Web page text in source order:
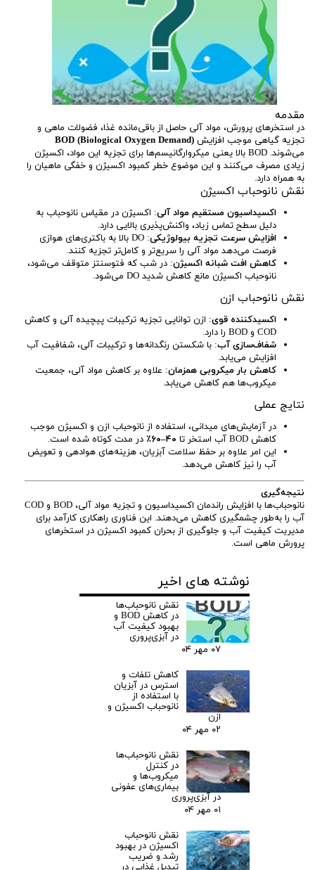
مقدمه
در استخرهای پرورش، مواد آلی حاصل از باقی‌مانده غذا، فضولات ماهی و
تجزیه گیاهی موجب افزایش BOD (Biological Oxygen Demand)
می‌شوند. BOD بالا یعنی میکروارگانیسم‌ها برای تجزیه این مواد، اکسیژن
زیادی مصرف می‌کنند و این موضوع خطر کمبود اکسیژن و خفگی ماهیان را
به همراه دارد.
نقش نانوحباب اکسیژن
اکسیداسیون مستقیم مواد آلی: اکسیژن در مقیاس نانوحباب به
دلیل سطح تماس زیاد، واکنش‌پذیری بالایی دارد.
افزایش سرعت تجزیه بیولوژیکی
: DO بالا به باکتری‌های هوازی
فرصت می‌دهد مواد آلی را سریع‌تر و کامل‌تر تجزیه کنند.
کاهش افت شبانه اکسیژن: در شب که فتوسنتز متوقف می‌شود،
نانوحباب اکسیژن مانع کاهش شدید DO می‌شود.
نقش نانوحباب ازن
اکسیدکننده قوی: ازن توانایی تجزیه ترکیبات پیچیده آلی و کاهش
COD و BOD را دارد.
شفاف‌سازی آب: با شکستن رنگدانه‌ها و ترکیبات آلی، شفافیت آب
افزایش می‌یابد.
کاهش بار میکروبی همزمان: علاوه بر کاهش مواد آلی، جمعیت
میکروب‌ها هم کاهش می‌یابد.
نتایج عملی
در آزمایش‌های میدانی، استفاده از نانوحباب ازن و اکسیژن موجب
کاهش BOD آب استخر تا
۴۰–۶۰٪
در مدت کوتاه شده است.
این امر علاوه بر حفظ سلامت آبزیان، هزینه‌های هوادهی و تعویض
آب را نیز کاهش می‌دهد.
نتیجه‌گیری
نانوحباب‌ها با افزایش راندمان اکسیداسیون و تجزیه مواد آلی، BOD و COD
آب را به‌طور چشمگیری کاهش می‌دهند. این فناوری راهکاری کارآمد برای
مدیریت کیفیت آب و جلوگیری از بحران کمبود اکسیژن در استخرهای
پرورش ماهی است.
نوشته های اخیر
نقش نانوحباب‌ها
در کاهش BOD و
بهبود کیفیت آب
در آبزی‌پروری
۰۷ مهر ۰۴
کاهش تلفات و
استرس در آبزیان
با استفاده از
نانوحباب اکسیژن و
ازن
۰۲ مهر ۰۴
نقش نانوحباب‌ها
در کنترل
میکروب‌ها و
بیماری‌های عفونی
در آبزی‌پروری
۰۱ مهر ۰۴
نقش نانوحباب
اکسیژن در بهبود
رشد و ضریب
تبدیل غذایی در